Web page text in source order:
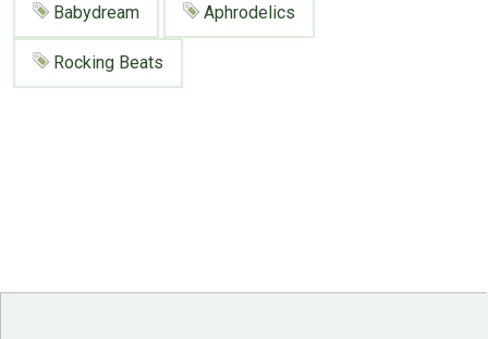
Babydream Aphrodelics
Rocking Beats